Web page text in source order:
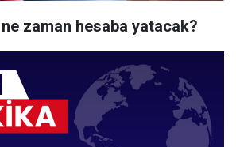
zaman hesaba yatacak?